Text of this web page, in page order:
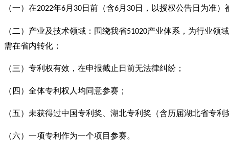
（一）在2022年6月 30日前（含6月 30日，以授权公告日为准
（二）产业及技术领域：围绕我省51020产业体系，为行业领
需在省内转化；
（三）专利权有效，在申报截止日前无法律纠纷；
（四）全体专利权人均同意参赛；
（五）未获得过中国专利奖、湖北专利奖（含历届湖北省专
（六）一项专利作为一个项目参赛。